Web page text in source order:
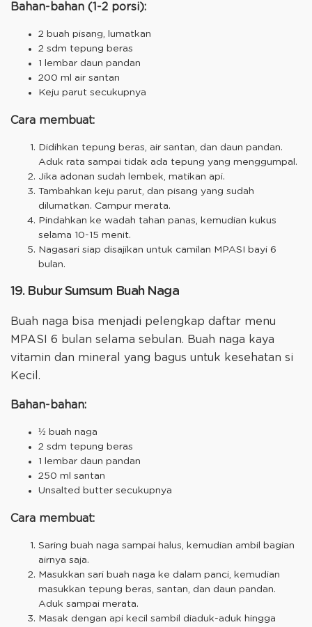
Bahan-bahan (1-2 porsi):
2 buah pisang, lumatkan
2 sdm tepung beras
1 lembar daun pandan
200 ml air santan
Keju parut secukupnya
Cara membuat:
Didihkan tepung beras, air santan, dan daun pandan.
Aduk rata sampai tidak ada tepung yang menggumpal.
Jika adonan sudah lembek, matikan api.
Tambahkan keju parut, dan pisang yang sudah
dilumatkan. Campur merata.
Pindahkan ke wadah tahan panas, kemudian kukus
selama 10-15 menit.
Nagasari siap disajikan untuk camilan MPASI bayi 6
bulan.
19. Bubur Sumsum Buah Naga
Buah naga bisa menjadi pelengkap daftar menu
MPASI 6 bulan selama sebulan. Buah naga kaya
vitamin dan mineral yang bagus untuk kesehatan si
Kecil.
Bahan-bahan:
½ buah naga
2 sdm tepung beras
1 lembar daun pandan
250 ml santan
Unsalted butter secukupnya
Cara membuat:
Saring buah naga sampai halus, kemudian ambil bagian
airnya saja.
Masukkan sari buah naga ke dalam panci, kemudian
masukkan tepung beras, santan, dan daun pandan.
Aduk sampai merata.
Masak dengan api kecil sambil diaduk-aduk hingga